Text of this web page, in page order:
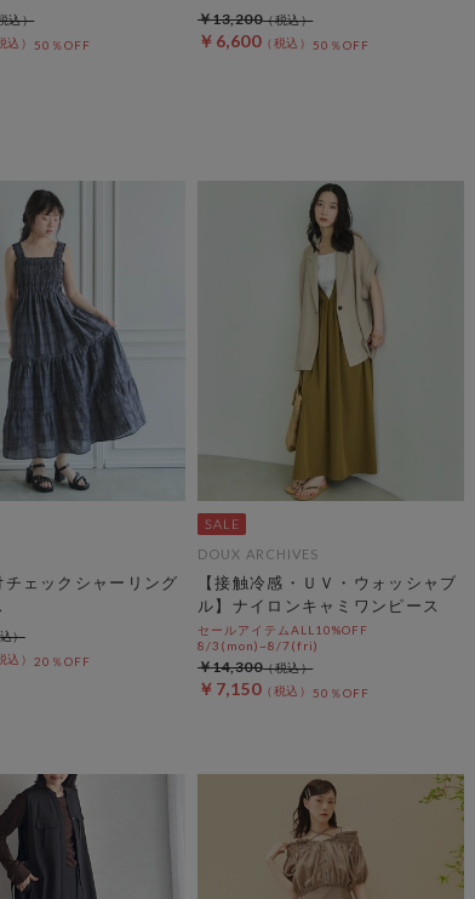
50％OFF ￥6,600 50％OFF
￥13,200
チェックシャーリング
20％OFF
DOUX ARCHIVES
【接触冷感・ＵＶ・ウォッシャブ
ル】ナイロンキャミワンピース
セールアイテムALL10%OFF
8/3(mon)~8/7(fri)
￥7,150 50％OFF
￥14,300